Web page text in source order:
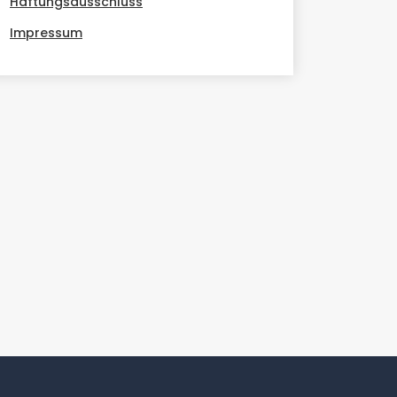
Impressum